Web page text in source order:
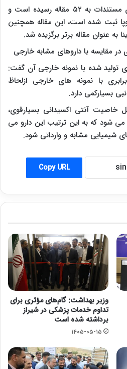
جلالی افزود:تا امروز تعداد این مستندات به ۵۲ مقاله رسیده است و
ثبت شده است، این مقاله همچنین
به عنوان مقاله برتر برگزیده شد.
در مقایسه با داروهای مشابه خارجی
تولید شده با نمونه خارجی آن گفت:
با نمونه های خارجی ازلحاظ
بسیارکمی دارد.
خاصیت آنتی اکسیدانی بسیارقوی،
شود که به این ترتیب این دارو می
شیمیایی مشابه و وارداتی شود.
Copy URL
وزیر بهداشت: گام‌های مؤثری برای
تداوم خدمات پزشکی در شیراز
برداشته شده است
۱۴۰۵-۰۵-۱۵